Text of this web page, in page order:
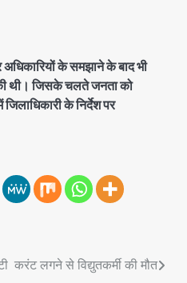
अधिकारियों के समझाने के बाद भी
थी। जिसके चलते जनता को
के निर्देश पर
करंट लगने से विद्युतकर्मी की मौत